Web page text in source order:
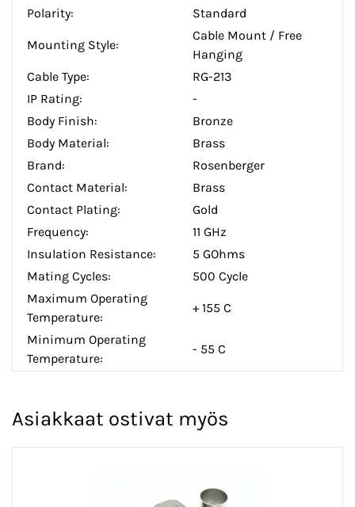
Polarity:
Standard
Mounting Style:
Cable Mount / Free
Hanging
Cable Type:
RG-213
IP Rating:
-
Body Finish:
Bronze
Body Material:
Brass
Brand:
Rosenberger
Contact Material:
Brass
Contact Plating:
Gold
Frequency:
11 GHz
Insulation Resistance:
5 GOhms
Mating Cycles:
500 Cycle
Maximum Operating
Temperature:
+ 155 C
Minimum Operating
Temperature:
- 55 C
Asiakkaat ostivat myös